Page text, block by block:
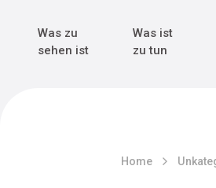
Main
Was zu
sehen ist
Was ist
zu tun
Home